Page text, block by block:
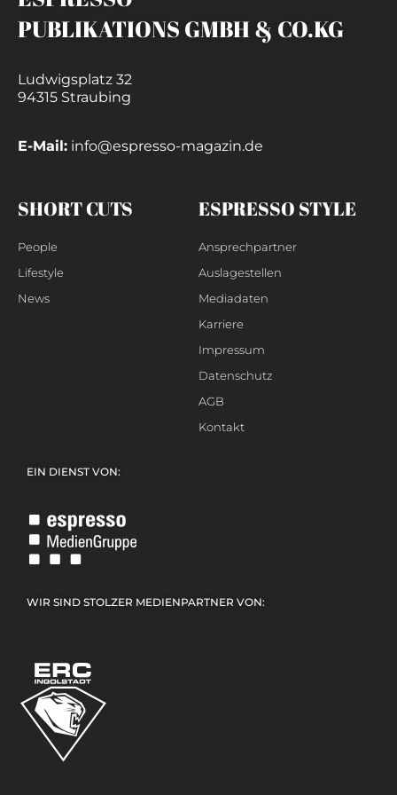
PUBLIKATIONS GMBH & CO.KG
Ludwigsplatz 32
94315 Straubing
E-Mail: info@espresso-magazin.de
SHORT CUTS
People
Lifestyle
News
ESPRESSO STYLE
Ansprechpartner
Auslagestellen
Mediadaten
Karriere
Impressum
Datenschutz
AGB
Kontakt
EIN DIENST VON:
WIR SIND STOLZER MEDIENPARTNER VON: